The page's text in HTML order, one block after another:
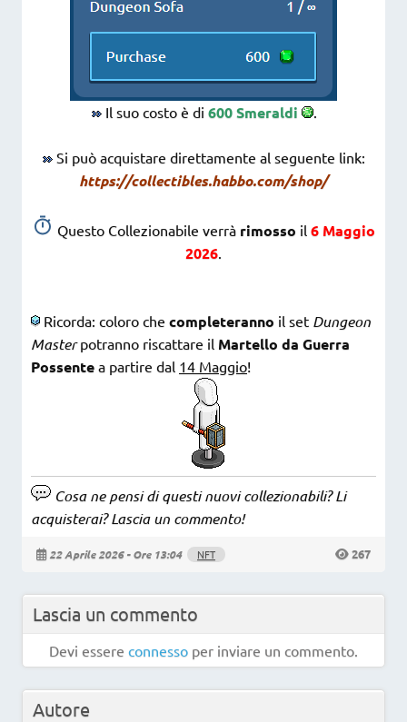
Il suo costo è di 600 Smeraldi .
Si può acquistare direttamente al seguente link:
https://collectibles.habbo.com/shop/
Questo Collezionabile verrà rimosso il 6 Maggio
2026
Ricorda: coloro che completeranno il set Dungeon
Masterpotranno riscattare il Martello da Guerra
Possente a partire dal 14 Maggio!
Cosa ne pensi di questi nuovi collezionabili? Li
acquisterai? Lascia un commento!
22 Aprile 2026 - Ore 13:04 NFT 267
Lascia un commento
Devi essere connesso per inviare un commento.
Autore